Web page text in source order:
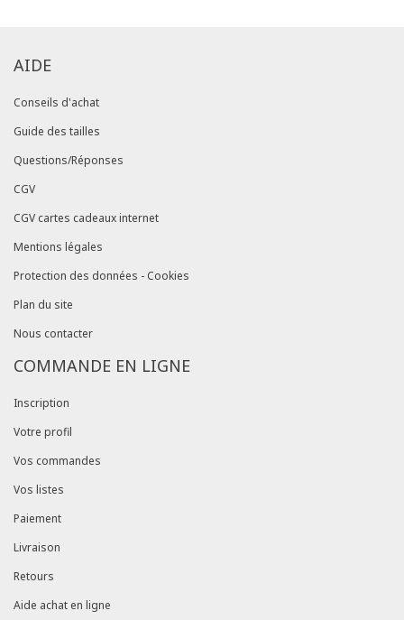
AIDE
Conseils d'achat
Guide des tailles
Questions/Réponses
CGV
CGV cartes cadeaux internet
Mentions légales
Protection des données - Cookies
Plan du site
Nous contacter
COMMANDE EN LIGNE
Inscription
Votre profil
Vos commandes
Vos listes
Paiement
Livraison
Retours
Aide achat en ligne